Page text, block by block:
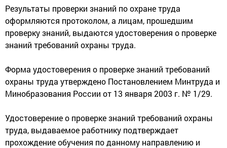
Результаты проверки знаний по охране труда
оформляются протоколом, а лицам, прошедшим
проверку знаний, выдаются удостоверения о проверке
знаний требований охраны труда.
Форма удостоверения о проверке знаний требований
охраны труда утверждено Постановлением Минтруда и
Минобразования России от 13 января 2003 г. № 1/29.
Удостоверение о проверке знаний требований охраны
труда, выдаваемое работнику подтверждает
прохождение обучения по данному направлению и